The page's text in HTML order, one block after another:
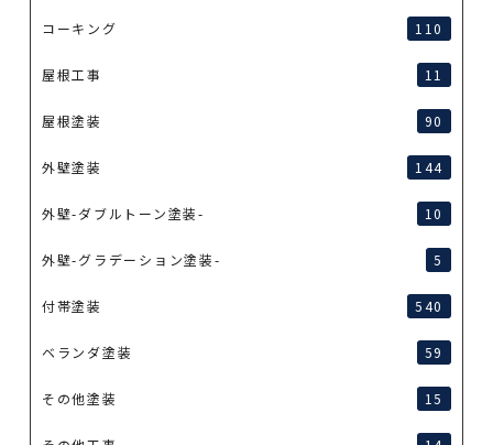
コーキング 110
屋根工事 11
屋根塗装 90
外壁塗装 144
外壁-ダブルトーン塗装- 10
外壁-グラデーション塗装- 5
付帯塗装 540
ベランダ塗装 59
その他塗装 15